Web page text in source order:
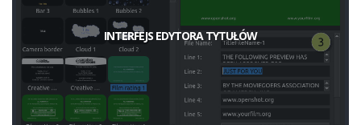
INTERFEJS EDYTORA TYTUŁÓW